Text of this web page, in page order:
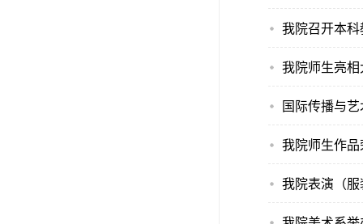
我院召开本
我院师生亮
国际传播与
我院师生作
我院表演（